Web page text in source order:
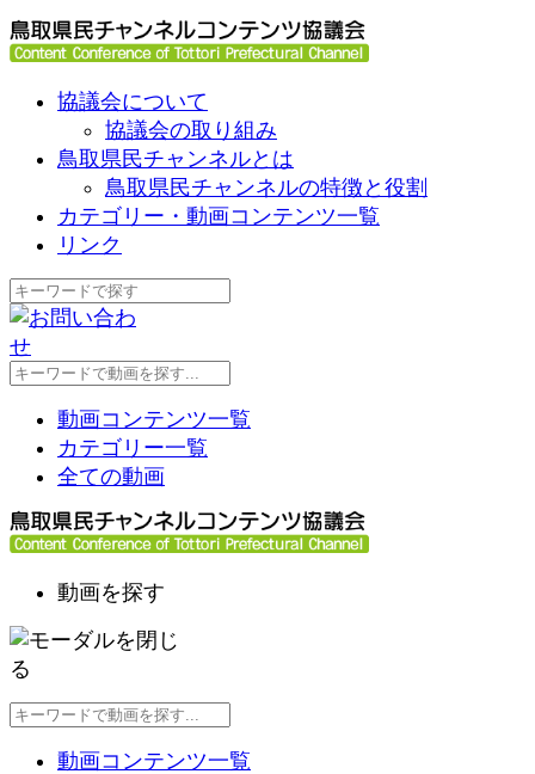
協議会について
協議会の取り組み
鳥取県民チャンネルとは
鳥取県民チャンネルの特徴と役割
カテゴリー・動画コンテンツ一覧
リンク
動画コンテンツ一覧
カテゴリー一覧
全ての動画
動画を探す
動画コンテンツ一覧